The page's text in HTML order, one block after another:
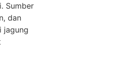
Sumber
dan
jagung